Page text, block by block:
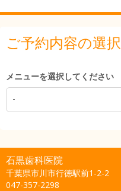
ご予約内容の選択
メニューを選択してください
-
石黒歯科医院
千葉県市川市行徳駅前1-2-2
047-357-2298